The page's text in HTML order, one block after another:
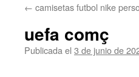
contenido
← camisetas futbol nike
uefa comç
Publicada el 3 de junio de